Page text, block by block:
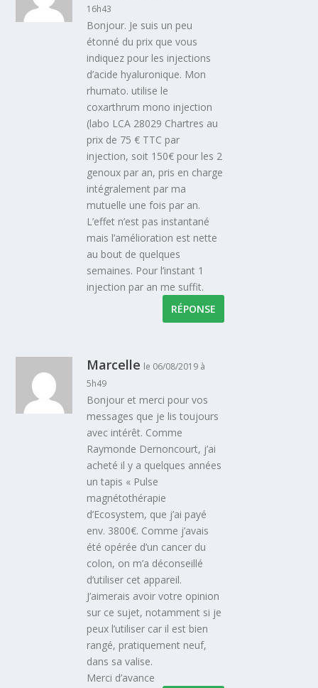
16h43
Bonjour. Je suis un peu
étonné du prix que vous
indiquez pour les injections
d’acide hyaluronique. Mon
rhumato. utilise le
coxarthrum mono injection
(labo LCA 28029 Chartres au
prix de 75 € TTC par
injection, soit 150€ pour les 2
genoux par an, pris en charge
intégralement par ma
mutuelle une fois par an.
L’effet n’est pas instantané
mais l’amélioration est nette
au bout de quelques
semaines. Pour l’instant 1
injection par an me suffit.
RÉPONSE
Marcelle le 06/08/2019 à
5h49
Bonjour et merci pour vos
messages que je lis toujours
avec intérêt. Comme
Raymonde Dernoncourt, j’ai
acheté il y a quelques années
un tapis « Pulse
magnétothérapie
d’Ecosystem, que j’ai payé
env. 3800€. Comme j’avais
été opérée d’un cancer du
colon, on m’a déconseillé
d’utiliser cet appareil.
J’aimerais avoir votre opinion
sur ce sujet, notamment si je
peux l’utiliser car il est bien
rangé, pratiquement neuf,
dans sa valise.
Merci d’avance